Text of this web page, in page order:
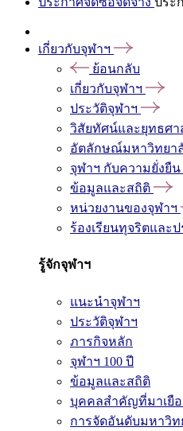
เกี่ยวกับจุฬาฯ
ย้อนกลับ
เกี่ยวกับจุฬาฯ
ประวัติจุฬาฯ
วิสัยทัศน์และยุทธศา
อัตลักษณ์มหาวิทยา
จุฬาฯ กับความยั่งยืน
ข้อมูลและสถิติ
หน่วยงานของจุฬาฯ
ร้องเรียนทุจริตและ
รู้จักจุฬาฯ
แนะนำจุฬาฯ
ประวัติจุฬาฯ
ภารกิจหลัก
จุฬาฯ 100 ปี
ข้อมูลและสถิติ
บุคคลสำคัญที่มาเยื
การจัดอันดับมหาวิท